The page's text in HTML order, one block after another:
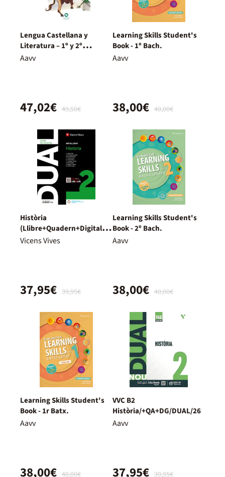
Lengua Castellana y
Literatura – 1º y 2º
Bachillerato – Nuevo
Aavv
49,50€
47,02€
Learning Skills Student's
Book - 1º Bach.
Aavv
40,00€
38,00€
Història
(Llibre+Quadern+Digital)
Dual
Vicens Vives
39,95€
37,95€
Learning Skills Student's
Book - 2º Bach.
Aavv
40,00€
38,00€
Learning Skills Student's
Book - 1r Batx.
Aavv
40,00€
38,00€
VVC B2
Història/+QA+DG/DUAL/26
Aavv
39,95€
37,95€